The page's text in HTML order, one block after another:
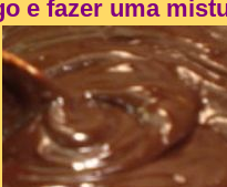
e fazer uma